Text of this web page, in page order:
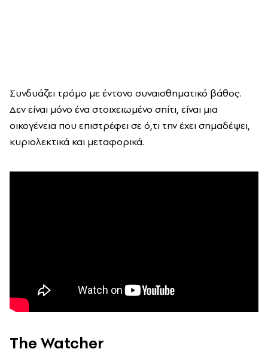
Συνδυάζει τρόμο με έντονο συναισθηματικό βάθος.
Δεν είναι μόνο ένα στοιχειωμένο σπίτι, είναι μια
οικογένεια που επιστρέφει σε ό,τι την έχει σημαδέψει,
κυριολεκτικά και μεταφορικά.
The Watcher